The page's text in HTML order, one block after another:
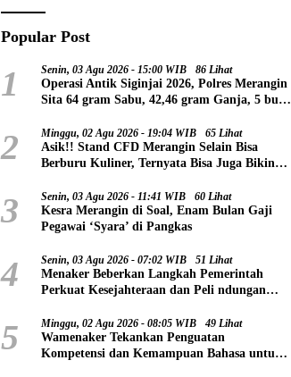
Popular Post
1 Senin, 03 Agu 2026 - 15:00 WIB 86 Lihat
Operasi Antik Siginjai 2026, Polres Merangin
Sita 64 gram Sabu, 42,46 gram Ganja, 5 butir
2 Minggu, 02 Agu 2026 - 19:04 WIB 65 Lihat
Asik!! Stand CFD Merangin Selain Bisa
Berburu Kuliner, Ternyata Bisa Juga Bikin
3 Senin, 03 Agu 2026 - 11:41 WIB 60 Lihat
Kesra Merangin di Soal, Enam Bulan Gaji
Pegawai ‘Syara’ di Pangkas
4 Senin, 03 Agu 2026 - 07:02 WIB 51 Lihat
Menaker Beberkan Langkah Pemerintah
Perkuat Kesejahteraan dan Peli ndungan
5 Minggu, 02 Agu 2026 - 08:05 WIB 49 Lihat
Wamenaker Tekankan Penguatan
Kompetensi dan Kemampuan Bahasa untuk